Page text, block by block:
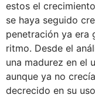
estos el
se haya seguido
penetración ya era
ritmo. Desde el
una madurez en el
aunque ya no
decrecido en su